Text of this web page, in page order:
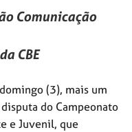
Comunicação
CBE
(3), mais um
do Campeonato
e Juvenil, que